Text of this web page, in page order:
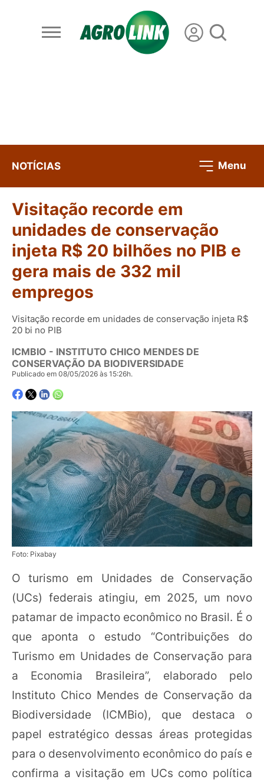
NOTÍCIAS Menu
Visitação recorde em
unidades de conservação
injeta R$ 20 bilhões no PIB e
gera mais de 332 mil
empregos
Visitação recorde em unidades de conservação injeta R$
20 bi no PIB
ICMBIO - INSTITUTO CHICO MENDES DE
CONSERVAÇÃO DA BIODIVERSIDADE
Publicado em 08/05/2026 às 15:26h.
Foto: Pixabay
O turismo em Unidades de Conservação
(UCs) federais atingiu, em 2025, um novo
patamar de impacto econômico no Brasil. É o
que aponta o estudo “Contribuições do
Turismo em Unidades de Conservação para
a Economia Brasileira”, elaborado pelo
Instituto Chico Mendes de Conservação da
Biodiversidade (ICMBio), que destaca o
papel estratégico dessas áreas protegidas
para o desenvolvimento econômico do país e
confirma a visitação em UCs como política